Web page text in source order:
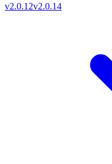
v2.0.12v2.0.14